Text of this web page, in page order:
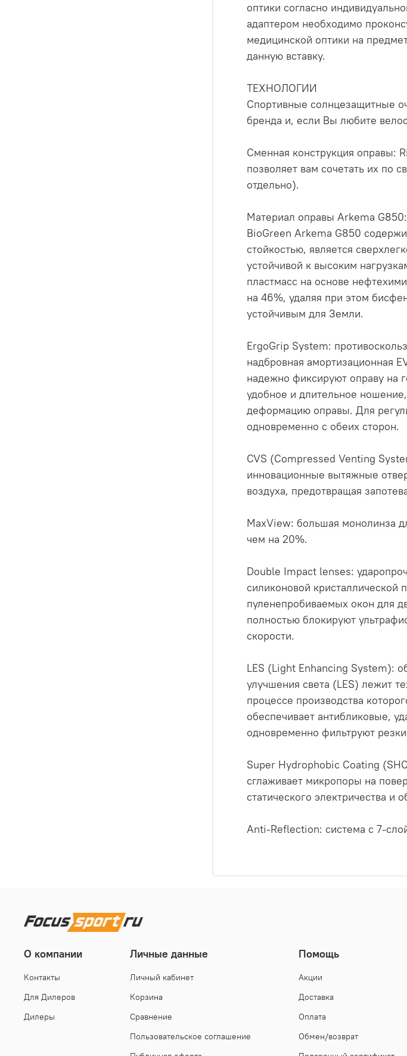
оптики согласно
адаптером необходимо
медицинской оптики на
данную вставку.
ТЕХНОЛОГИИ
Спортивные солнцезащитные
бренда и, если Вы любите
Сменная конструкция оправы:
позволяет вам сочетать их по
отдельно).
Материал оправы Arkema
BioGreen Arkema G850
стойкостью, является
устойчивой к высоким
пластмасс на основе
на 46%, удаляя при этом
устойчивым для Земли.
ErgoGrip System:
надбровная амортизационная
надежно фиксируют оправу на
удобное и длительное
деформацию оправы. Для
одновременно с обеих сторон.
CVS (Compressed Venting
инновационные вытяжные
воздуха, предотвращая
MaxView: большая монолинза
чем на 20%.
Double Impact lenses:
силиконовой кристаллической
пуленепробиваемых окон для
полностью блокируют
скорости.
LES (Light Enhancing System):
улучшения света (LES) лежит
процессе производства
обеспечивает антибликовые,
одновременно фильтруют
Super Hydrophobic Coating
сглаживает микропоры на
статического электричества и
Anti-Reflection: система с 7-
О компании
Контакты
Для Дилеров
Дилеры
Личные данные
Личный кабинет
Корзина
Сравнение
Пользовательское соглашение
Помощь
Акции
Доставка
Оплата
Обмен/возврат